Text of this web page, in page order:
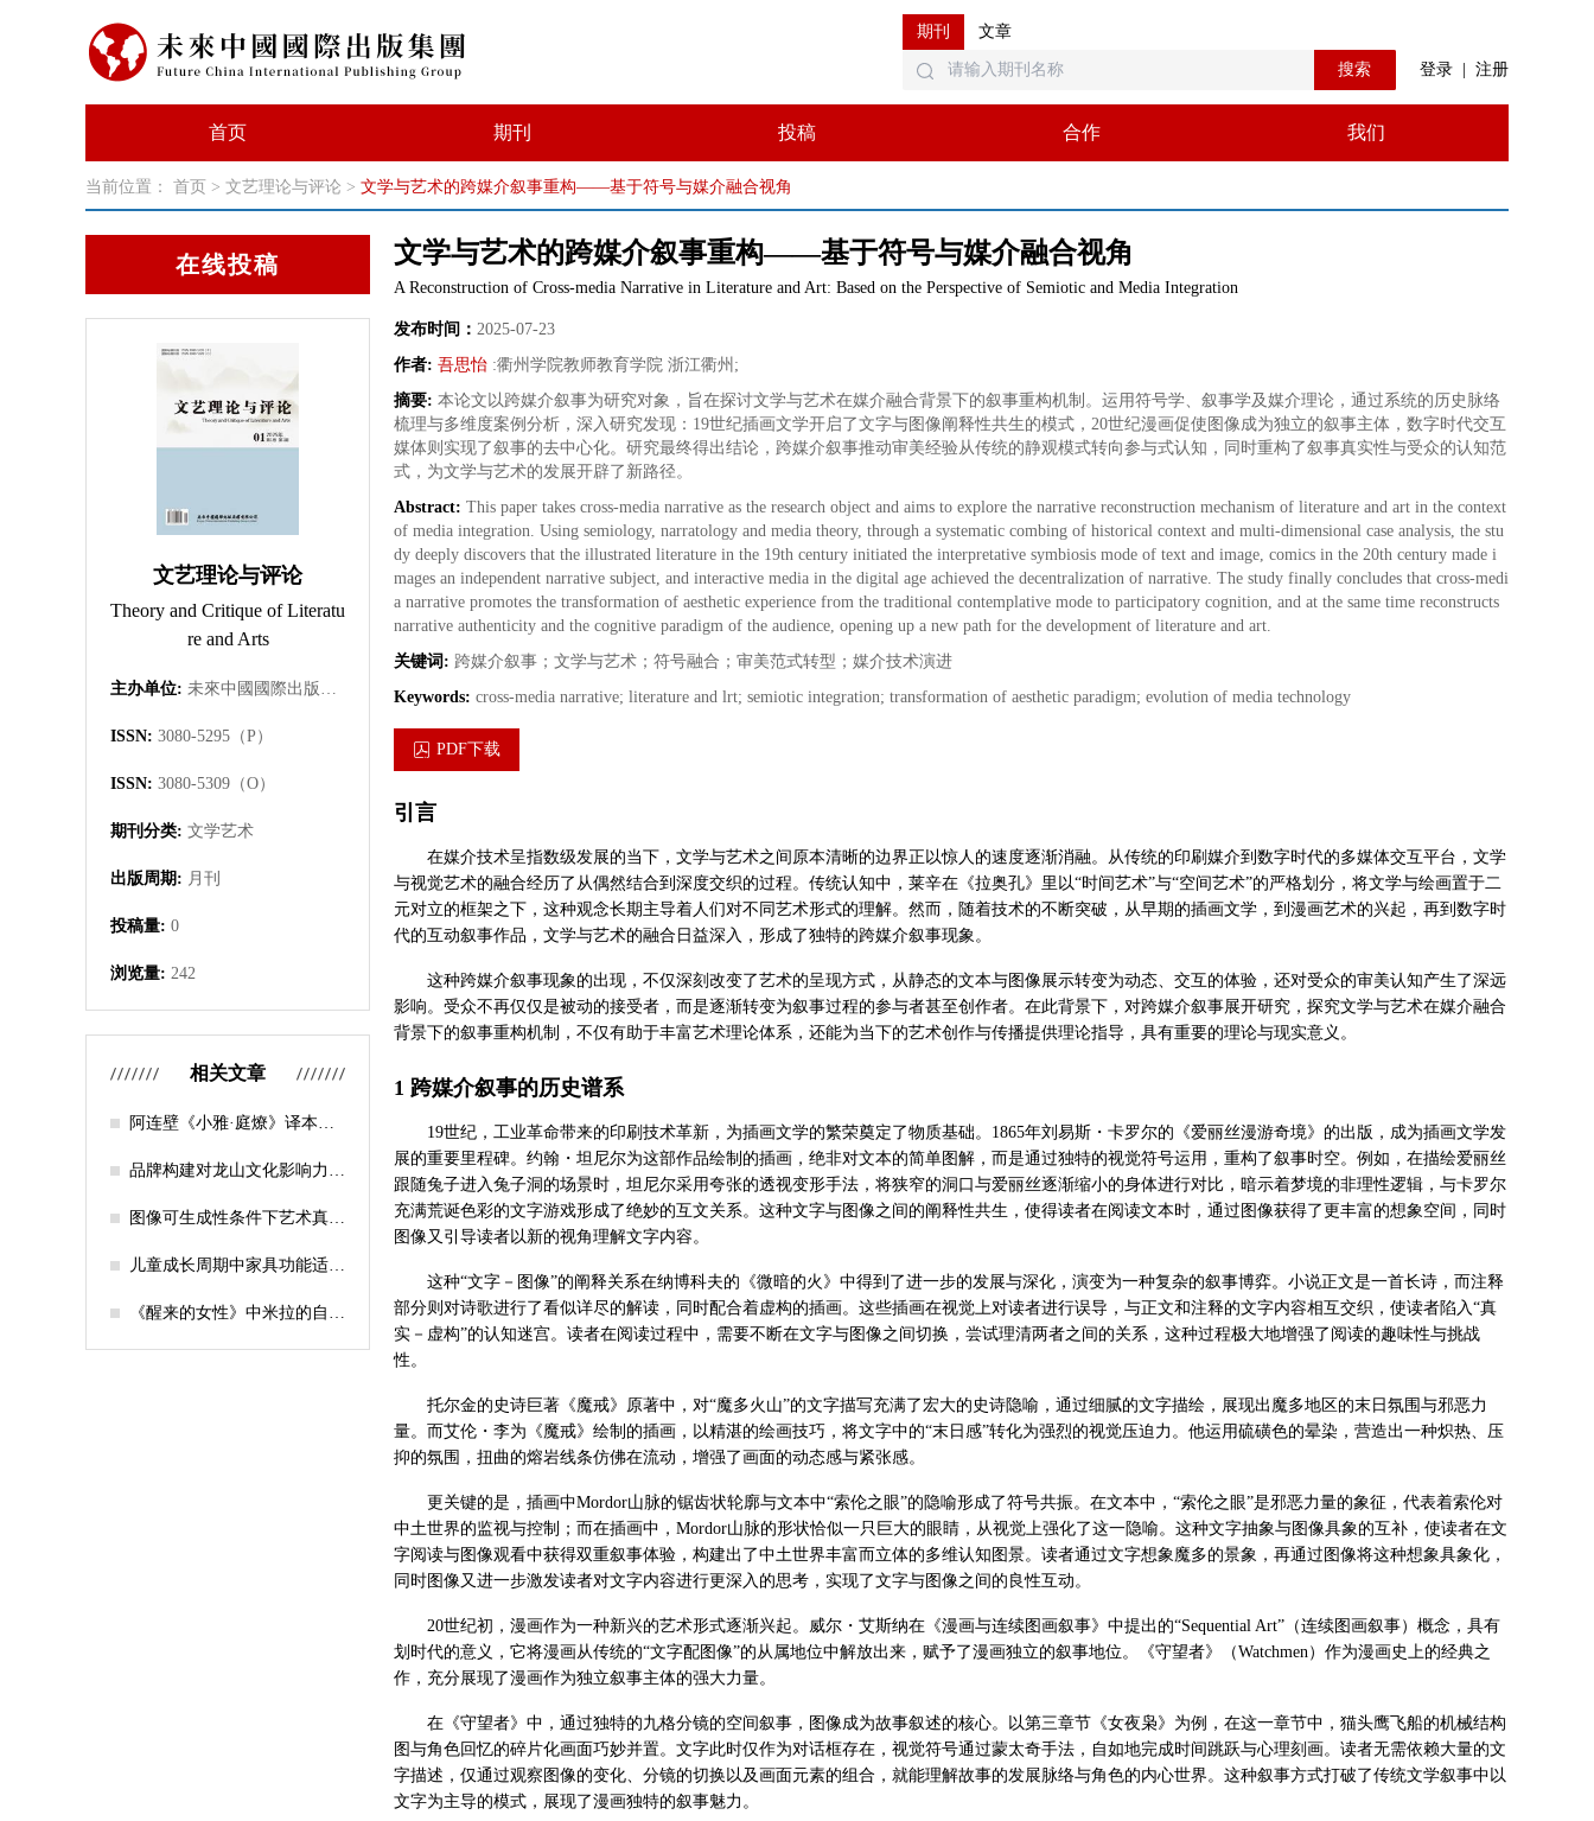
期刊 文章
搜索 登录 注册
首页 期刊 投稿 合作 我们
当前位置： 首页 > 文艺理论与评论 > 文学与艺术的跨媒介叙事重构——基于符号与媒介融合视角
在线投稿
文艺理论与评论
Theory and Critique of Literatu
re and Arts
主办单位: 未來中國國際出版集團有限公司
ISSN: 3080-5295（P）
ISSN: 3080-5309（O）
期刊分类: 文学艺术
出版周期: 月刊
投稿量: 0
浏览量: 242
相关文章
阿连壁《小雅·庭燎》译本的
品牌构建对龙山文化影响力提
图像可生成性条件下艺术真实
儿童成长周期中家具功能适配
童床为例
《醒来的女性》中米拉的自我
文学与艺术的跨媒介叙事重构——基于符号与媒介融合视角
A Reconstruction of Cross-media Narrative in Literature and Art: Based on the Perspective of Semiotic and Media Integration
发布时间： 2025-07-23
作者: 吾思怡 :衢州学院教师教育学院 浙江衢州 ;
摘要: 本论文以跨媒介叙事为研究对象，旨在探讨文学与艺术在媒介融合背景下的叙事重构机制。运用符号学、叙事学及媒介理论，通过系统的历史脉络
梳理与多维度案例分析，深入研究发现：19世纪插画文学开启了文字与图像阐释性共生的模式，20世纪漫画促使图像成为独立的叙事主体，数字时代交互
媒体则实现了叙事的去中心化。研究最终得出结论，跨媒介叙事推动审美经验从传统的静观模式转向参与式认知，同时重构了叙事真实性与受众的认知范
式，为文学与艺术的发展开辟了新路径。
Abstract: This paper takes cross-media narrative as the research object and aims to explore the narrative reconstruction mechanism of literature and art in the context
of media integration. Using semiology, narratology and media theory, through a systematic combing of historical context and multi-dimensional case analysis, the stu
dy deeply discovers that the illustrated literature in the 19th century initiated the interpretative symbiosis mode of text and image, comics in the 20th century made i
mages an independent narrative subject, and interactive media in the digital age achieved the decentralization of narrative. The study finally concludes that cross-medi
a narrative promotes the transformation of aesthetic experience from the traditional contemplative mode to participatory cognition, and at the same time reconstructs
narrative authenticity and the cognitive paradigm of the audience, opening up a new path for the development of literature and art.
关键词: 跨媒介叙事；文学与艺术；符号融合；审美范式转型；媒介技术演进
Keywords: cross-media narrative; literature and lrt; semiotic integration; transformation of aesthetic paradigm; evolution of media technology
PDF下载
引言
在媒介技术呈指数级发展的当下，文学与艺术之间原本清晰的边界正以惊人的速度逐渐消融。从传统的印刷媒介到数字时代的多媒体交互平台，文学
与视觉艺术的融合经历了从偶然结合到深度交织的过程。传统认知中，莱辛在《拉奥孔》里以“时间艺术”与“空间艺术”的严格划分，将文学与绘画置于二
元对立的框架之下，这种观念长期主导着人们对不同艺术形式的理解。然而，随着技术的不断突破，从早期的插画文学，到漫画艺术的兴起，再到数字时
代的互动叙事作品，文学与艺术的融合日益深入，形成了独特的跨媒介叙事现象。
这种跨媒介叙事现象的出现，不仅深刻改变了艺术的呈现方式，从静态的文本与图像展示转变为动态、交互的体验，还对受众的审美认知产生了深远
影响。受众不再仅仅是被动的接受者，而是逐渐转变为叙事过程的参与者甚至创作者。在此背景下，对跨媒介叙事展开研究，探究文学与艺术在媒介融合
背景下的叙事重构机制，不仅有助于丰富艺术理论体系，还能为当下的艺术创作与传播提供理论指导，具有重要的理论与现实意义。
1 跨媒介叙事的历史谱系
19世纪，工业革命带来的印刷技术革新，为插画文学的繁荣奠定了物质基础。1865年刘易斯・卡罗尔的《爱丽丝漫游奇境》的出版，成为插画文学发
展的重要里程碑。约翰・坦尼尔为这部作品绘制的插画，绝非对文本的简单图解，而是通过独特的视觉符号运用，重构了叙事时空。例如，在描绘爱丽丝
跟随兔子进入兔子洞的场景时，坦尼尔采用夸张的透视变形手法，将狭窄的洞口与爱丽丝逐渐缩小的身体进行对比，暗示着梦境的非理性逻辑，与卡罗尔
充满荒诞色彩的文字游戏形成了绝妙的互文关系。这种文字与图像之间的阐释性共生，使得读者在阅读文本时，通过图像获得了更丰富的想象空间，同时
图像又引导读者以新的视角理解文字内容。
这种“文字－图像”的阐释关系在纳博科夫的《微暗的火》中得到了进一步的发展与深化，演变为一种复杂的叙事博弈。小说正文是一首长诗，而注释
部分则对诗歌进行了看似详尽的解读，同时配合着虚构的插画。这些插画在视觉上对读者进行误导，与正文和注释的文字内容相互交织，使读者陷入“真
实－虚构”的认知迷宫。读者在阅读过程中，需要不断在文字与图像之间切换，尝试理清两者之间的关系，这种过程极大地增强了阅读的趣味性与挑战
性。
托尔金的史诗巨著《魔戒》原著中，对“魔多火山”的文字描写充满了宏大的史诗隐喻，通过细腻的文字描绘，展现出魔多地区的末日氛围与邪恶力
量。而艾伦・李为《魔戒》绘制的插画，以精湛的绘画技巧，将文字中的“末日感”转化为强烈的视觉压迫力。他运用硫磺色的晕染，营造出一种炽热、压
抑的氛围，扭曲的熔岩线条仿佛在流动，增强了画面的动态感与紧张感。
更关键的是，插画中Mordor山脉的锯齿状轮廓与文本中“索伦之眼”的隐喻形成了符号共振。在文本中，“索伦之眼”是邪恶力量的象征，代表着索伦对
中土世界的监视与控制；而在插画中，Mordor山脉的形状恰似一只巨大的眼睛，从视觉上强化了这一隐喻。这种文字抽象与图像具象的互补，使读者在文
字阅读与图像观看中获得双重叙事体验，构建出了中土世界丰富而立体的多维认知图景。读者通过文字想象魔多的景象，再通过图像将这种想象具象化，
同时图像又进一步激发读者对文字内容进行更深入的思考，实现了文字与图像之间的良性互动。
20世纪初，漫画作为一种新兴的艺术形式逐渐兴起。威尔・艾斯纳在《漫画与连续图画叙事》中提出的“Sequential Art”（连续图画叙事）概念，具有
划时代的意义，它将漫画从传统的“文字配图像”的从属地位中解放出来，赋予了漫画独立的叙事地位。《守望者》（Watchmen）作为漫画史上的经典之
作，充分展现了漫画作为独立叙事主体的强大力量。
在《守望者》中，通过独特的九格分镜的空间叙事，图像成为故事叙述的核心。以第三章节《女夜枭》为例，在这一章节中，猫头鹰飞船的机械结构
图与角色回忆的碎片化画面巧妙并置。文字此时仅作为对话框存在，视觉符号通过蒙太奇手法，自如地完成时间跳跃与心理刻画。读者无需依赖大量的文
字描述，仅通过观察图像的变化、分镜的切换以及画面元素的组合，就能理解故事的发展脉络与角色的内心世界。这种叙事方式打破了传统文学叙事中以
文字为主导的模式，展现了漫画独特的叙事魅力。